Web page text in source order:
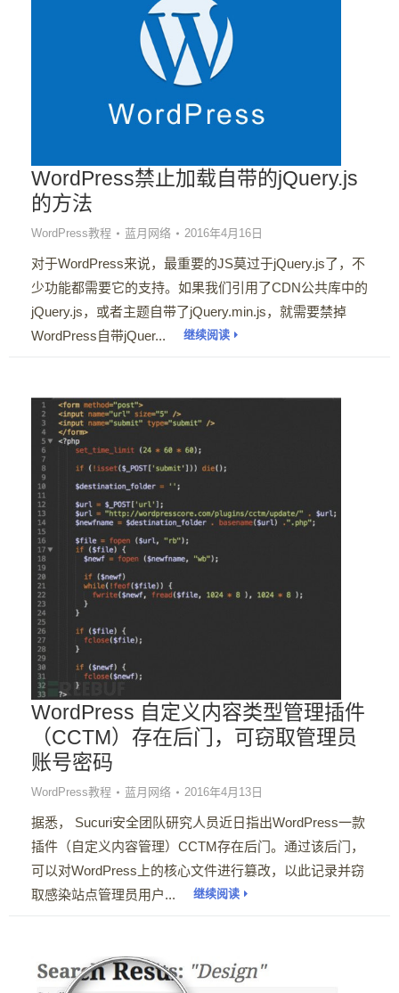
WordPress禁止加载自带的jQuery.js
的方法
WordPress教程 蓝月网络 2016年4月16日
对于WordPress来说，最重要的JS莫过于jQuery.js了，不
少功能都需要它的支持。如果我们引用了CDN公共库中的
jQuery.js，或者主题自带了jQuery.min.js，就需要禁掉
WordPress自带jQuer...
继续阅读
WordPress 自定义内容类型管理插件
（CCTM）存在后门，可窃取管理员
账号密码
WordPress教程 蓝月网络 2016年4月13日
据悉， Sucuri安全团队研究人员近日指出WordPress一款
插件（自定义内容管理）CCTM存在后门。通过该后门，
可以对WordPress上的核心文件进行篡改，以此记录并窃
取感染站点管理员用户...
继续阅读